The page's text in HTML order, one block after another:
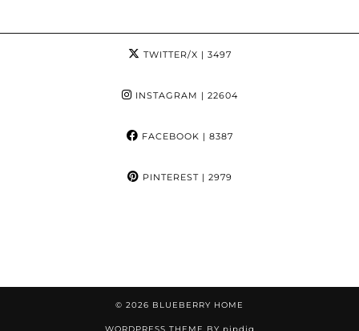
TWITTER/X | 3497
INSTAGRAM | 22604
FACEBOOK | 8387
PINTEREST| 2979
© 2026 BLUEBERRY HOME